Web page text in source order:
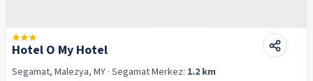
Hotel O My Hotel
Segamat, Malezya, MY · SegamatMerkez: 1.2 km